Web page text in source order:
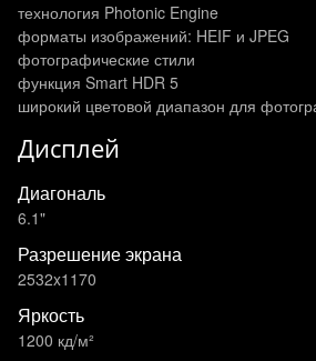
технология Photonic Engine
форматы изображений: HEIF и JPEG
фотографические стили
функция Smart HDR 5
широкий цветовой диапазон для
Дисплей
Диагональ
6.1"
Разрешение экрана
2532x1170
Яркость
1200 кд/м²